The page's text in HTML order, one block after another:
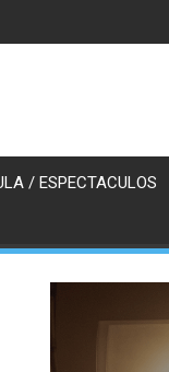
/ ESPECTACULOS